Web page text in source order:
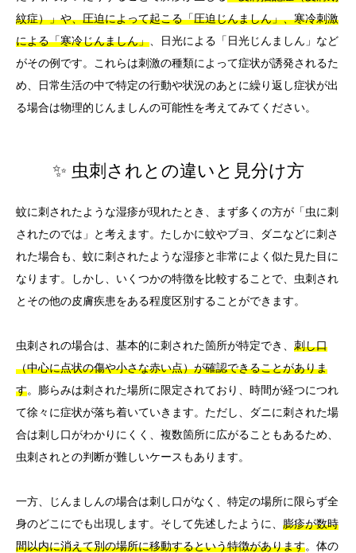
紋症）」や、圧迫によって起こる「圧迫じんましん」、寒冷刺激
による「寒冷じんましん」 、日光による「日光じんましん」など
がその例です。これらは刺激の種類によって症状が誘発されるた
め、日常生活の中で特定の行動や状況のあとに繰り返し症状が出
る場合は物理的じんましんの可能性を考えてみてください。
✨ 虫刺されとの違いと見分け方
蚊に刺されたような湿疹が現れたとき、まず多くの方が「虫に刺
されたのでは」と考えます。たしかに蚊やブヨ、ダニなどに刺さ
れた場合も、蚊に刺されたような湿疹と非常によく似た見た目に
なります。しかし、いくつかの特徴を比較することで、虫刺され
とその他の皮膚疾患をある程度区別することができます。
虫刺されの場合は、基本的に刺された箇所が特定でき、 刺し口
（中心に点状の傷や小さな赤い点）が確認できることがありま
す。膨らみは刺された場所に限定されており、時間が経つにつれ
て徐々に症状が落ち着いていきます。ただし、ダニに刺された場
合は刺し口がわかりにくく、複数箇所に広がることもあるため、
虫刺されとの判断が難しいケースもあります。
一方、じんましんの場合は刺し口がなく、特定の場所に限らず全
身のどこにでも出現します。そして先述したように、 膨疹が数時
間以内に消えて別の場所に移動するという特徴があります。体の